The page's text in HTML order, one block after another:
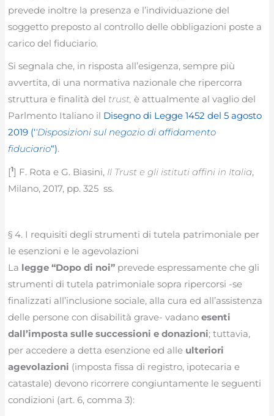
prevede inoltre la presenza e l’individuazione del
soggetto preposto al controllo delle obbligazioni poste a
carico del fiduciario.
Si segnala che, in risposta all’esigenza, sempre più
avvertita, di una normativa nazionale che ripercorra
struttura e finalità del trust, è attualmente al vaglio del
Parlmento Italiano il Disegno di Legge 1452 del 5 agosto
2019 (‘‘Disposizioni sul negozio di affidamento
fiduciario“).
[1] F. Rota e G. Biasini, Il Trust e gli istituti affini in Italia,
Milano, 2017, pp. 325 ss.
§ 4. I requisiti degli strumenti di tutela patrimoniale per
le esenzioni e le agevolazioni
La legge “Dopo di noi” prevede espressamente che gli
strumenti di tutela patrimoniale sopra ripercorsi -se
finalizzati all’inclusione sociale, alla cura ed all’assistenza
delle persone con disabilità grave- vadanoesenti
dall’imposta sulle successioni e donazioni; tuttavia,
per accedere a detta esenzione ed alle ulteriori
agevolazioni (imposta fissa di registro, ipotecaria e
catastale) devono ricorrere congiuntamente le seguenti
condizioni (art. 6, comma 3):